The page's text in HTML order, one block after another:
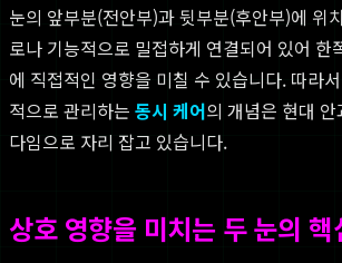
눈의 앞부분(전안부)과 뒷부분(후안부)에 위
로나 기능적으로 밀접하게 연결되어 있어 한
에 직접적인 영향을 미칠 수 있습니다. 따라
적으로 관리하는 동시 케어의 개념은 현대
다임으로 자리 잡고 있습니다.
상호 영향을 미치는 두 눈의 핵